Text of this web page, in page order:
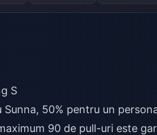
S
50% pentru un
90 de pull-uri este